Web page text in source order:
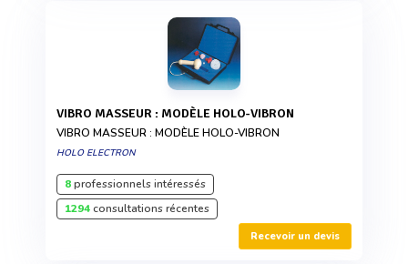
VIBRO MASSEUR : MODÈLE HOLO-VIBRON
VIBRO MASSEUR : MODÈLE HOLO-VIBRON
HOLO ELECTRON
8professionnels intéressés
1294consultations récentes
Recevoir un devis